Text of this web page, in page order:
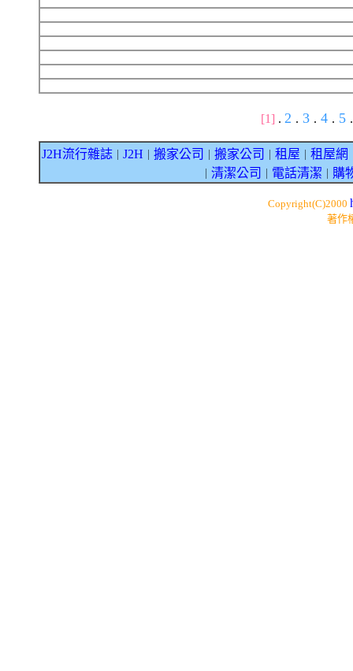
[1] . 2 . 3 . 4 . 5 .
J2H流行雜誌 J2H 搬家公司 搬家公司 租屋 租屋網
清潔公司 電話清潔 購
Copyright(C)2000
著作